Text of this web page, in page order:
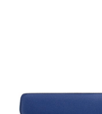
キーボードに